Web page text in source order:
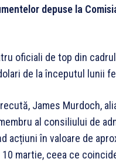
depuse la
oficiali de top din
de la începutul lunii
James Murdoch,
al consiliului de
acțiuni în valoare de
10 martie, ceea ce